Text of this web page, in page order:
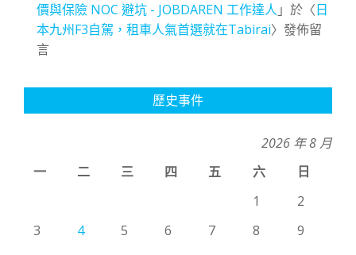
價與保險 NOC 避坑 - JOBDAREN 工作達人 」於〈日
本九州F3自駕，租車人氣首選就在Tabirai〉發佈留
言
歷史事件
2026 年 8 月
一
二 三 四 五 六
日
1
2
3
4 5 6 7 8
9